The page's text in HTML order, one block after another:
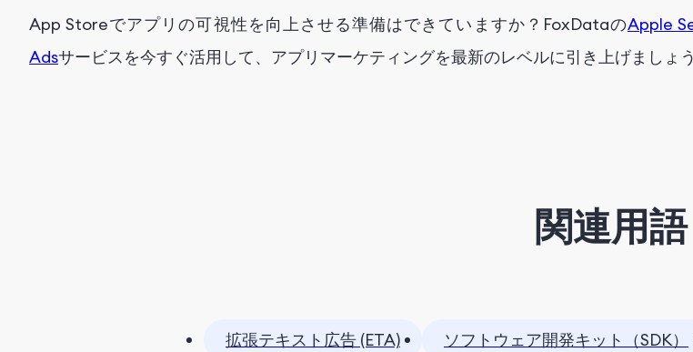
App Storeでアプリの可視性を向上させる準備はできていますか？FoxDataのApple
Adsサービスを今すぐ活用して、アプリマーケティングを最新のレベルに引き上げましょ
関連用語
拡張テキスト広告 (ETA) ソフトウェア開発キット（SDK）